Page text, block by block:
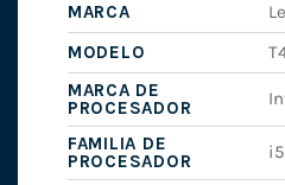
MARCA
MODELO
MARCA DE
PROCESADOR
FAMILIA DE
PROCESADOR
i5